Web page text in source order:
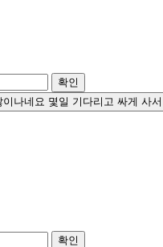
확인
나네요 몇일 기다리고 싸게 사
확인